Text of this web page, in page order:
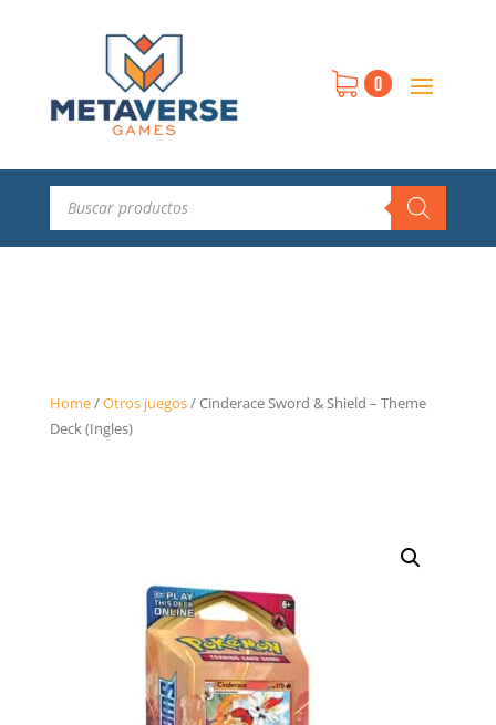
0
Búsqueda
productos
Home/Otros juegos/Cinderace Sword & Shield – Theme
Deck (Ingles)